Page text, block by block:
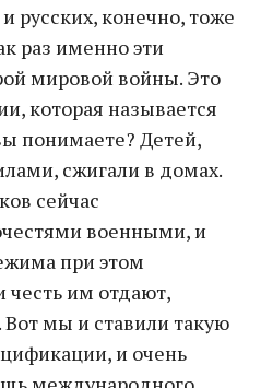
русских, конечно, тоже
раз именно эти
мировой войны. Это
которая называется
понимаете? Детей,
сжигали в домах.
сейчас
военными, и
при этом
честь им отдают,
Вот мы и ставили такую
и очень